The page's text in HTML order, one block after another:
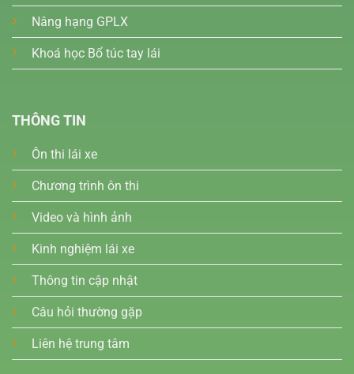
Nâng hạng GPLX
Khoá học Bổ túc tay lái
THÔNG TIN
Ôn thi lái xe
Chương trình ôn thi
Video và hình ảnh
Kinh nghiệm lái xe
Thông tin cập nhật
Câu hỏi thường gặp
Liên hệ trung tâm